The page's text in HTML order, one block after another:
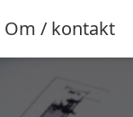
Om / kontakt